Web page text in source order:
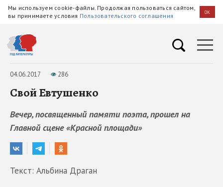
Мы используем cookie-файлы. Продолжая пользоваться сайтом,
вы принимаете условия Пользовательского соглашения OK
04.06.2017 286
Свой Евтушенко
Вечер, посвященный памяти поэта, прошел на
Главной сцене «Красной площади»
Текст: Альбина Драган